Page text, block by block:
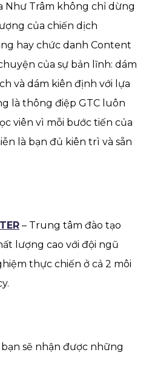
Như Trâm không chỉ dừng
của chiến dịch
hay chức danh Content
của sự bản lĩnh: dám
và dám kiên định với lựa
là thông điệp GTC luôn
viên vì mỗi bước tiến của
là bạn đủ kiên trì và sẵn
– Trung tâm đào tạo
lượng cao với đội ngũ
thực chiến ở cả 2 môi
bạn sẽ nhận được những